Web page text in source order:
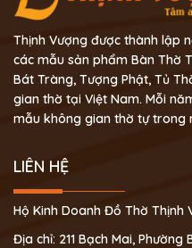
Thịnh Vượng được thành lập
các mẫu sản phẩm Bàn Thờ
Bát Tràng, Tượng Phật, Tủ
gian thờ tại Việt Nam. Mỗi
mẫu không gian thờ tự trong
LIÊN HỆ
Hộ Kinh Doanh Đồ Thờ Thịnh
Địa chỉ: 211 Bạch Mai, Phường